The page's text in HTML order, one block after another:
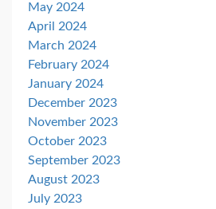
May 2024
April 2024
March 2024
February 2024
January 2024
December 2023
November 2023
October 2023
September 2023
August 2023
July 2023